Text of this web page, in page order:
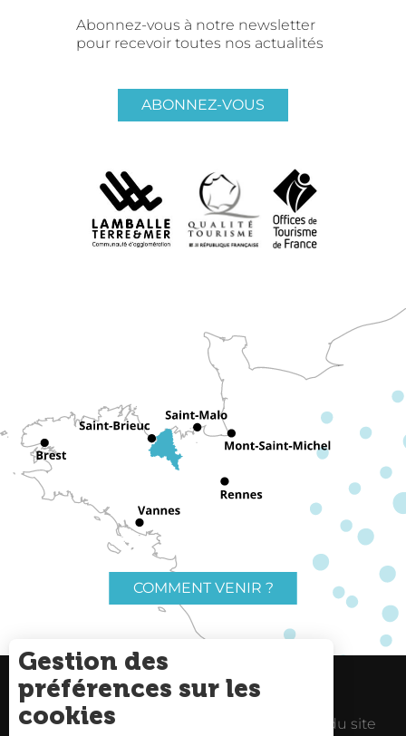
Abonnez-vous à notre newsletter
pour recevoir toutes nos actualités
ABONNEZ-VOUS
COMMENT VENIR ?
Charte du voyageur Liens utiles
Espace Pro Plan du site
Gestion des
préférences sur les
cookies